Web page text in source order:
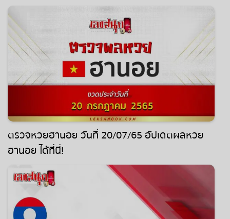
ตรวจหวยฮานอย วันที่ 20/07/65 อัปเดตผลหวย
ฮานอย ได้ที่นี่!